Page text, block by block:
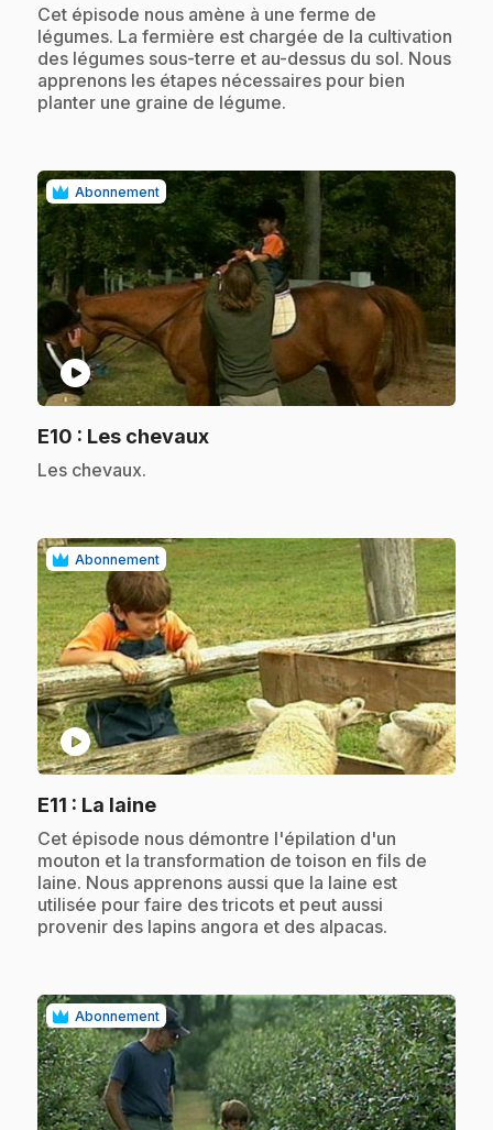
.Cet épisode nous amène à une ferme de
légumes. La fermière est chargée de la cultivation
des légumes sous-terre et au-dessus du sol. Nous
apprenons les étapes nécessaires pour bien
planter une graine de légume.
Abonnement
play_circle
E10 : Les chevaux.
.Les chevaux.
Abonnement
play_circle
E11 : La laine.
.Cet épisode nous démontre l'épilation d'un
mouton et la transformation de toison en fils de
laine. Nous apprenons aussi que la laine est
utilisée pour faire des tricots et peut aussi
provenir des lapins angora et des alpacas.
Abonnement